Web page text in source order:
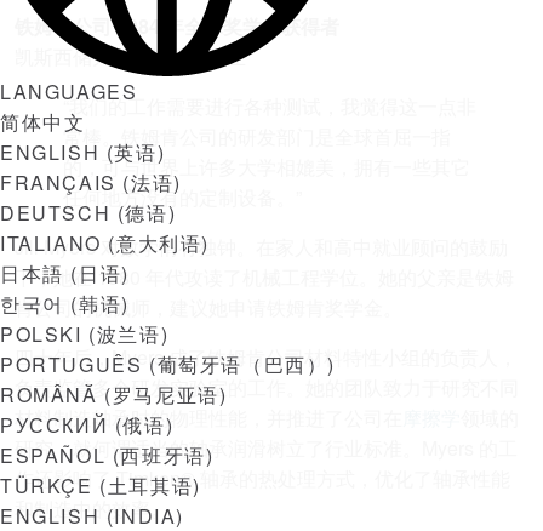
LANGUAGES
简体中文
ENGLISH (英语)
FRANÇAIS (法语)
DEUTSCH (德语)
ITALIANO (意大利语)
日本語 (日语)
한국어 (韩语)
POLSKI (波兰语)
PORTUGUÊS (葡萄牙语（巴西）)
ROMÂNĂ (罗马尼亚语)
РУССКИЙ (俄语)
ESPAÑOL (西班牙语)
TÜRKÇE (土耳其语)
ENGLISH (INDIA)
铁姆肯公司 1984 年全球奖学金获得者
凯斯西储大学机械工程学士
“我们的工作需要进行各种测试，我觉得这一点非
常棒。铁姆肯公司的研发部门是全球首屈一指
的，可与世界上许多大学相媲美，拥有一些其它
任何地方没有的定制设备。”
Jill Myers 对数学情有独钟。在家人和高中就业顾问的鼓励
下，她在 1980 年代攻读了机械工程学位。她的父亲是铁姆
肯公司的机械师，建议她申请铁姆肯奖学金。
四十年后，Myers 成了铁姆肯公司材料特性小组的负责人，
负责监管多个研发实验室的工作。她的团队致力于研究不同
材料制造轴承时的物理性能，并推进了公司在
研究，就何谓适当的轴承润滑树立了行业标准。Myers 的工
作还影响了 Timken® 轴承的热处理方式，优化了轴承性能
和制造中的效率。